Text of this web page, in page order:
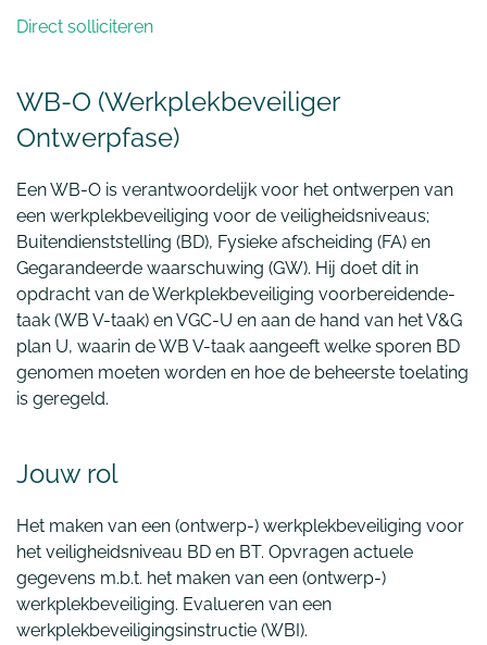
Direct solliciteren
WB-O (Werkplekbeveiliger
Ontwerpfase)
Een WB-O is verantwoordelijk voor het ontwerpen van
een werkplekbeveiliging voor de veiligheidsniveaus;
Buitendienststelling (BD), Fysieke afscheiding (FA) en
Gegarandeerde waarschuwing (GW). Hij doet dit in
opdracht van de Werkplekbeveiliging voorbereidende-
taak (WB V-taak) en VGC-U en aan de hand van het V&G
plan U, waarin de WB V-taak aangeeft welke sporen BD
genomen moeten worden en hoe de beheerste toelating
is geregeld.
Jouw rol
Het maken van een (ontwerp-) werkplekbeveiliging voor
het veiligheidsniveau BD en BT. Opvragen actuele
gegevens m.b.t. het maken van een (ontwerp-)
werkplekbeveiliging. Evalueren van een
werkplekbeveiligingsinstructie (WBI).